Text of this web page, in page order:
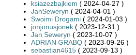
ksiazezbajkiem ( 2024-04-27 )
JanSeweryn ( 2024-04-01 )
Swoimi Drogami ( 2024-01-03 )
jonjonusjonek ( 2023-12-31 )
Jan Seweryn ( 2023-10-07 )
ADRIAN GRABQ ( 2023-09-26 )
sebastian4615 ( 2023-09-13 )